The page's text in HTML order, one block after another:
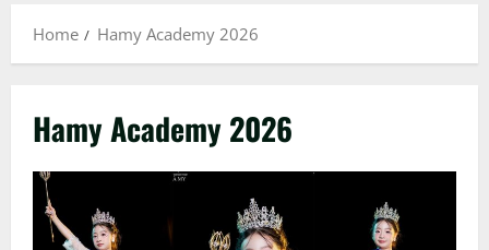
Home Hamy Academy 2026
Hamy Academy 2026